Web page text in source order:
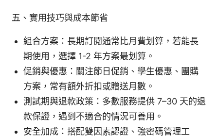
五、實用技巧與成本節省
組合方案：長期訂閱通常比月費划算，若能長
期使用，選擇 1-2 年方案最划算。
促銷與優惠：關注節日促銷、學生優惠、團購
方案，常有額外折扣或贈送月數。
測試期與退款政策：多數服務提供 7–30 天的退
款保證，遇到不適合的情況可善用。
安全加成：搭配雙因素認證、強密碼管理工